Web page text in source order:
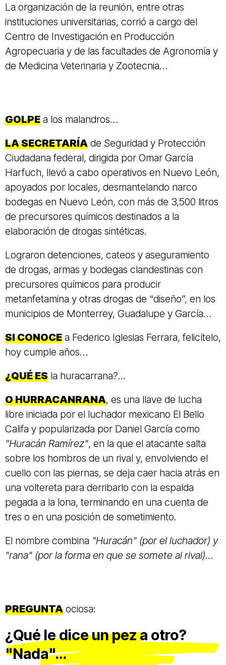
La organización de la reunión, entre otras
instituciones universitarias, corrió a cargo del
Centro de Investigación en Producción
Agropecuaria y de las facultades de Agronomía y
de Medicina Veterinaria y Zootecnia…
GOLPE a los malandros…
LA SECRETARÍA de Seguridad y Protección
Ciudadana federal, dirigida por Omar García
Harfuch, llevó a cabo operativos en Nuevo León,
apoyados por locales, desmantelando narco
bodegas en Nuevo León, con más de 3,500 litros
de precursores químicos destinados a la
elaboración de drogas sintéticas.
Lograron detenciones, cateos y aseguramiento
de drogas, armas y bodegas clandestinas con
precursores químicos para producir
metanfetamina y otras drogas de “diseño”, en los
municipios de Monterrey, Guadalupe y García…
SI CONOCE a Federico Iglesias Ferrara, felicítelo,
hoy cumple años…
¿QUÉ ES la huracarrana?...
O HURRACANRANA, es una llave de lucha
libre iniciada por el luchador mexicano El Bello
Califa y popularizada por Daniel García como
"Huracán Ramírez", en la que el atacante salta
sobre los hombros de un rival y, envolviendo el
cuello con las piernas, se deja caer hacia atrás en
una voltereta para derribarlo con la espalda
pegada a la lona, terminando en una cuenta de
tres o en una posición de sometimiento.
El nombre combina "Huracán" (por el luchador) y
"rana" (por la forma en que se somete al rival)…
PREGUNTA ociosa:
¿Qué le dice un pez a otro?
"Nada"…